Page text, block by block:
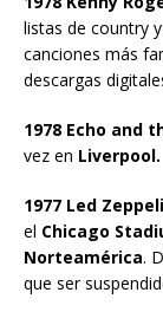
listas de country
canciones más
descargas
1978 Echo and
vez en Liverpool.
1977 Led
el Chicago
Norteamérica.
que ser